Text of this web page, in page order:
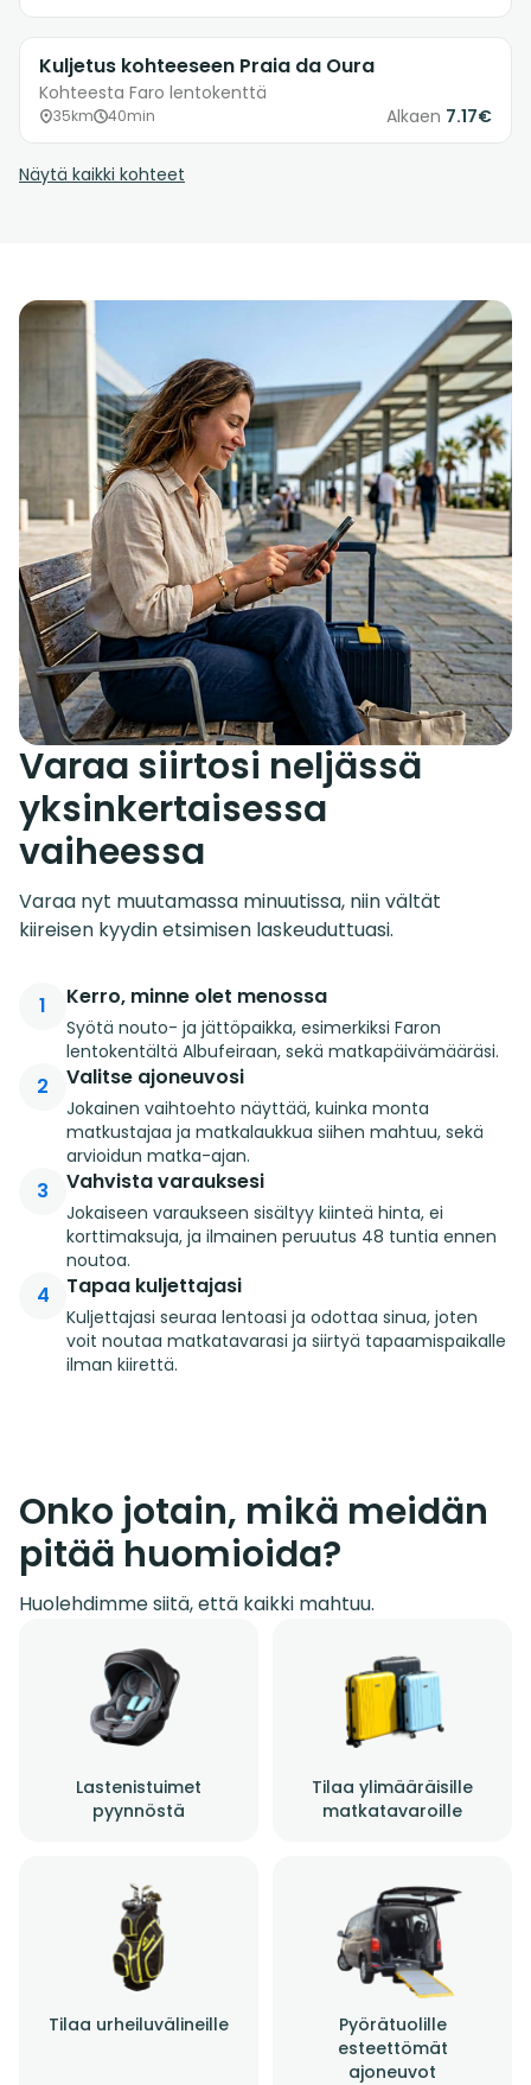
Kuljetus kohteeseen Praia da Oura
Kohteesta Faro lentokenttä
35km 40min Alkaen 7.17€
Näytä kaikki kohteet
Varaa siirtosi neljässä
yksinkertaisessa
vaiheessa
Varaa nyt muutamassa minuutissa, niin vältät
kiireisen kyydin etsimisen laskeuduttuasi.
1 Kerro, minne olet menossa
Syötä nouto- ja jättöpaikka, esimerkiksi Faron
lentokentältä Albufeiraan, sekä matkapäivämääräsi.
2 Valitse ajoneuvosi
Jokainen vaihtoehto näyttää, kuinka monta
matkustajaa ja matkalaukkua siihen mahtuu, sekä
arvioidun matka-ajan.
3 Vahvista varauksesi
Jokaiseen varaukseen sisältyy kiinteä hinta, ei
korttimaksuja, ja ilmainen peruutus 48 tuntia ennen
noutoa.
4 Tapaa kuljettajasi
Kuljettajasi seuraa lentoasi ja odottaa sinua, joten
voit noutaa matkatavarasi ja siirtyä tapaamispaikalle
ilman kiirettä.
Onko jotain, mikä meidän
pitää huomioida?
Huolehdimme siitä, että kaikki mahtuu.
Lastenistuimet
pyynnöstä
Tilaa ylimääräisille
matkatavaroille
Tilaa urheiluvälineille
Pyörätuolille
esteettömät
ajoneuvot